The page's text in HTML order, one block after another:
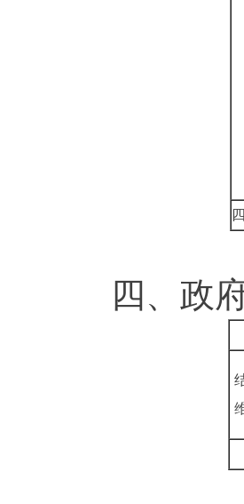
四、政府